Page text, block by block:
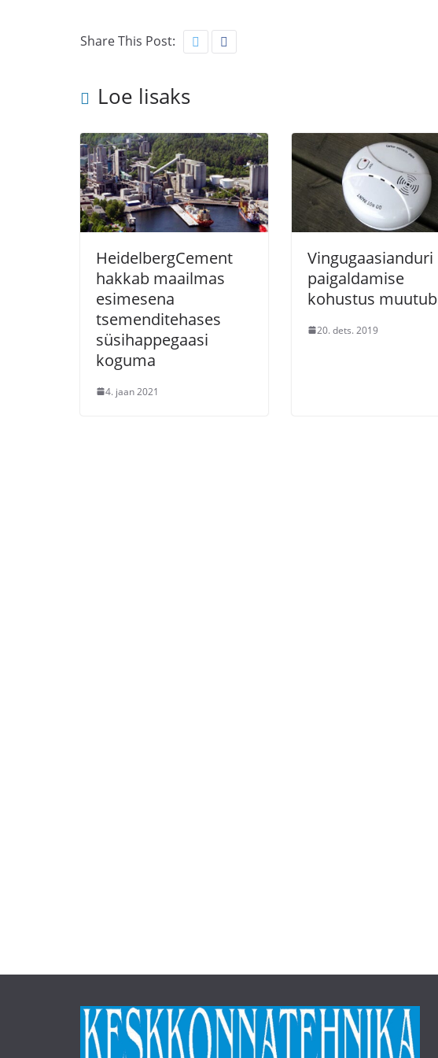
Share This Post:
Loe lisaks
HeidelbergCement
hakkab maailmas
esimesena
tsemenditehases
süsihappegaasi
koguma
4. jaan 2021
Vingugaasianduri
paigaldamise
kohustus muutub
20. dets. 2019